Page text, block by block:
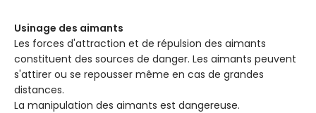
Usinage des aimants
Les forces d'attraction et de répulsion des aimants
constituent des sources de danger. Les aimants peuvent
s'attirer ou se repousser même en cas de grandes
distances.
La manipulation des aimants est dangereuse.